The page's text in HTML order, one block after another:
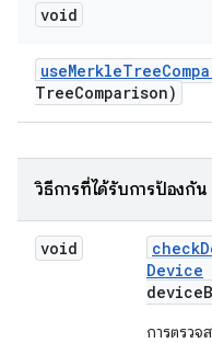
void
useMerkleTree
TreeComparison)
วิธีการที่ได้รับการป้องกัน
void check
Device
device
การตรวจ